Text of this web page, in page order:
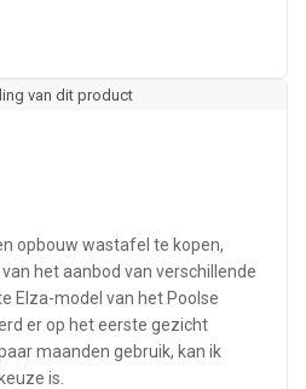
van dit product
opbouw wastafel te kopen,
het aanbod van verschillende
Elza-model van het Poolse
er op het eerste gezicht
maanden gebruik, kan ik
is.